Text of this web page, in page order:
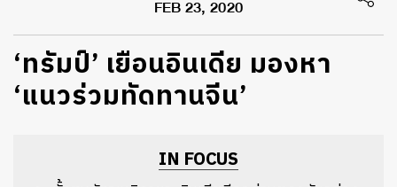
FEB 23, 2020
‘ทรัมป์’ เยือนอินเดีย มองหา
‘แนวร่วมทัดทานจีน’
IN FOCUS